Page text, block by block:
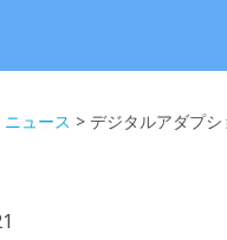
ニュース > デジタルアダプ